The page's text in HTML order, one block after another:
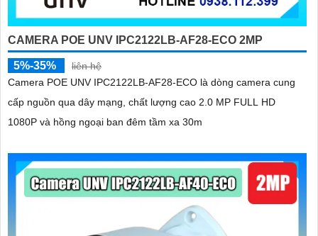
CAMERA POE UNV IPC2122LB-AF28-ECO 2MP
5%-35%
liên hệ
Camera POE UNV IPC2122LB-AF28-ECO là dòng camera cung
cấp nguồn qua dây mạng, chất lượng cao 2.0 MP FULL HD
1080P và hồng ngoại ban đêm tầm xa 30m